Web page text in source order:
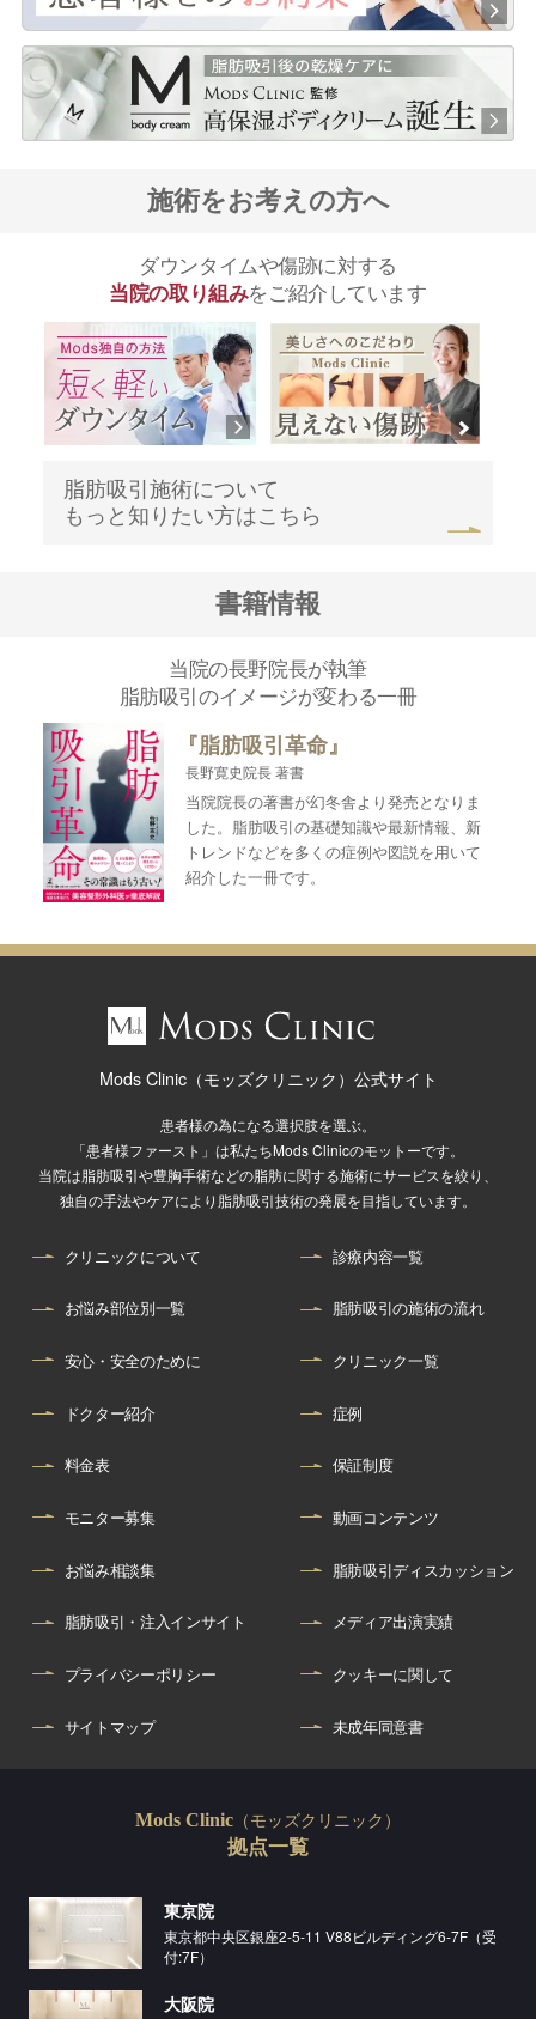
施術をお考えの方へ
ダウンタイムや傷跡に対する
当院の取り組みをご紹介しています
脂肪吸引施術について
もっと知りたい方はこちら
書籍情報
当院の長野院長が執筆
脂肪吸引のイメージが変わる一冊
『脂肪吸引革命』
長野寛史院長 著書
当院院長の著書が幻冬舎より発売となりま
した。脂肪吸引の基礎知識や最新情報、新
トレンドなどを多くの症例や図説を用いて
紹介した一冊です。
Mods Clinic（モッズクリニック）公式サイト
患者様の為になる選択肢を選ぶ。
「患者様ファースト」は私たちMods Clinicのモットーです。
当院は脂肪吸引や豊胸手術などの脂肪に関する施術にサービスを絞り、
独自の手法やケアにより脂肪吸引技術の発展を目指しています。
クリニックについて 診療内容一覧
お悩み部位別一覧 脂肪吸引の施術の流れ
安心・安全のために クリニック一覧
ドクター紹介 症例
料金表 保証制度
モニター募集 動画コンテンツ
お悩み相談集 脂肪吸引ディスカッション
脂肪吸引・注入インサイト メディア出演実績
プライバシーポリシー クッキーに関して
サイトマップ 未成年同意書
Mods Clinic （モッズクリニック）
拠点一覧
東京院
東京都中央区銀座2-5-11 V88ビルディング6-7F（受
付:7F）
大阪院